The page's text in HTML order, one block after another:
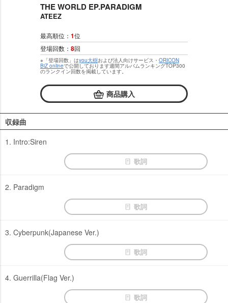
THE WORLD EP.PARADIGM
ATEEZ
最高順位： 1位
登場回数： 8回
※「登場回数」はyou大樹および法人向けサービス・ ORICON
BiZ onlineで公開しております週間アルバムランキングTOP300
のランクイン回数を掲載しています。
商品購入
収録曲
1. Intro:Siren
歌詞
2. Paradigm
歌詞
3. Cyberpunk(Japanese Ver.)
歌詞
4. Guerrilla(Flag Ver.)
歌詞